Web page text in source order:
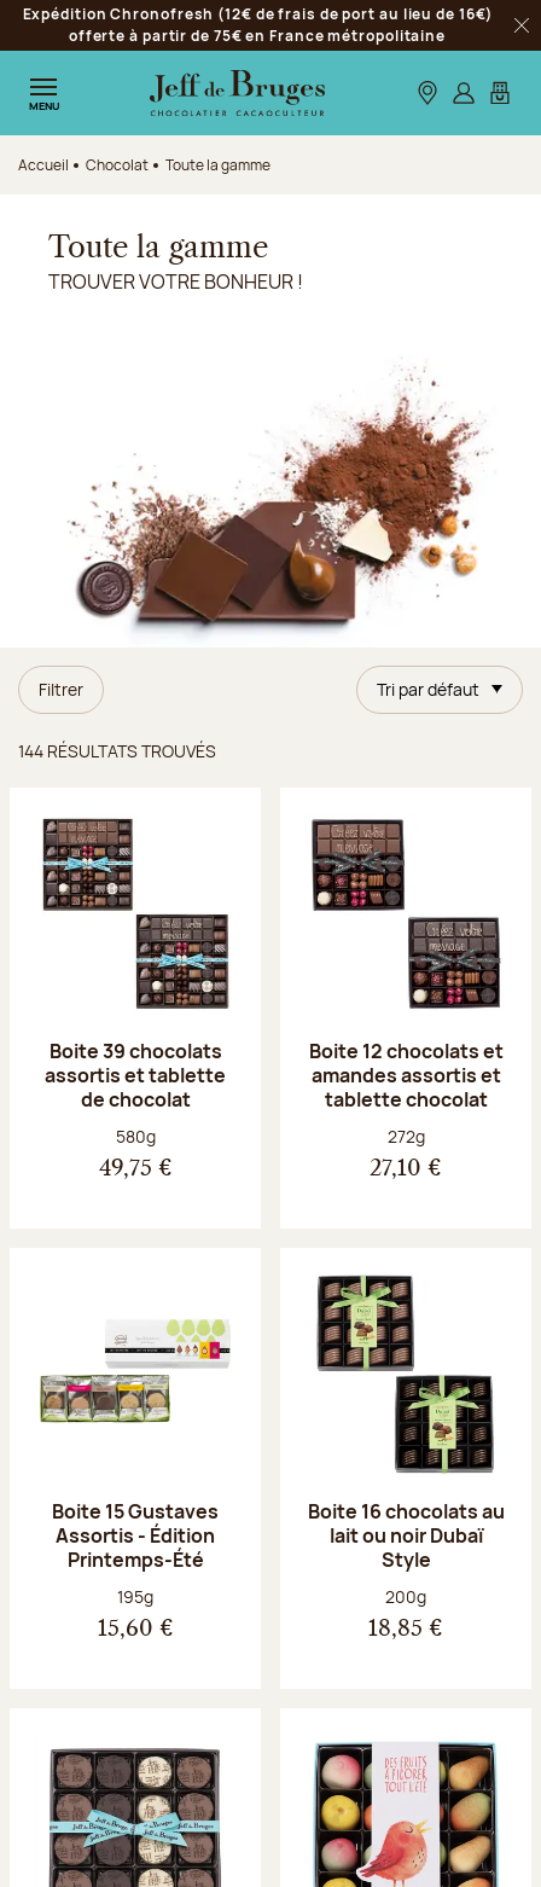
Aller à la navigation
Aller au contenu principal
Aller au pied de page
Expédition Chronofresh (12€ de frais de port au lieu de 16€)
offerte à partir de 75€ en France métropolitaine
MENU Nos boutiques
S’identifier
Mon
Accueil Chocolat Toute la gamme
Toute la gamme
TROUVER VOTRE BONHEUR !
Filtrer Tri par défaut
144 RÉSULTATS TROUVÉS
Boite 39 chocolats
assortis et tablette
de chocolat
Poids net :
580g
49,75 €
Boite 12 chocolats et
amandes assortis et
tablette chocolat
Poids net :
272g
27,10 €
Boite 15 Gustaves
Assortis - Édition
Printemps-Été
Poids net :
195g
15,60 €
Boite 16 chocolats au
lait ou noir Dubaï
Style
Poids net :
200g
18,85 €